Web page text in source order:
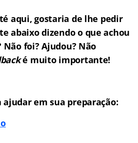
aqui, gostaria de lhe pedir
abaixo dizendo o que achou
foi? Ajudou? Não
é muito importante!
ajudar em sua preparação: